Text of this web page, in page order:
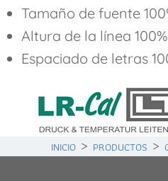
Tamaño de fuente 100
Altura de la línea 100%
Espaciado de letras
INICIO PRODUCTOS